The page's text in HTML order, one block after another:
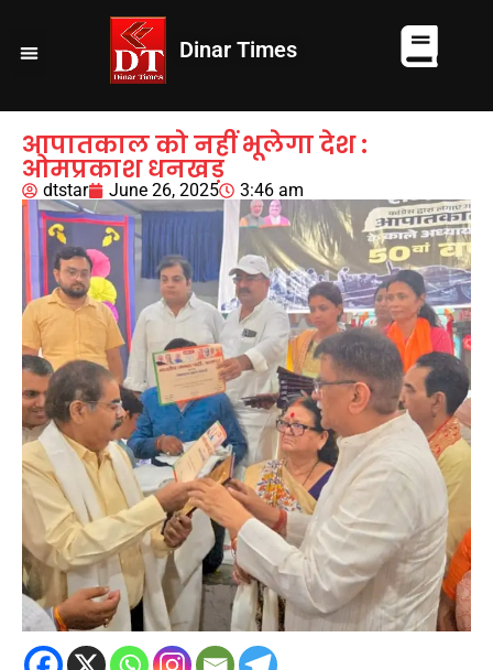
Dinar Times
आपातकाल को नहीं भूलेगा देश :
ओमप्रकाश धनखड़
dtstar June 26, 2025 3:46 am